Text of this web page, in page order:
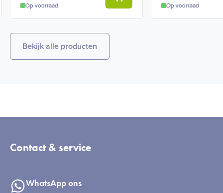
Op voorraad Op voorraad
Bekijk alle producten
Contact & service
WhatsApp ons